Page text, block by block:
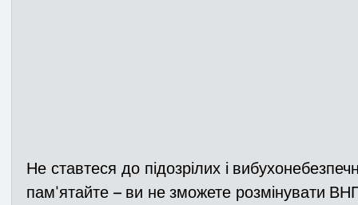
Не ставтеся до підозрілих і
пам'ятайте – ви не зможете розмінувати